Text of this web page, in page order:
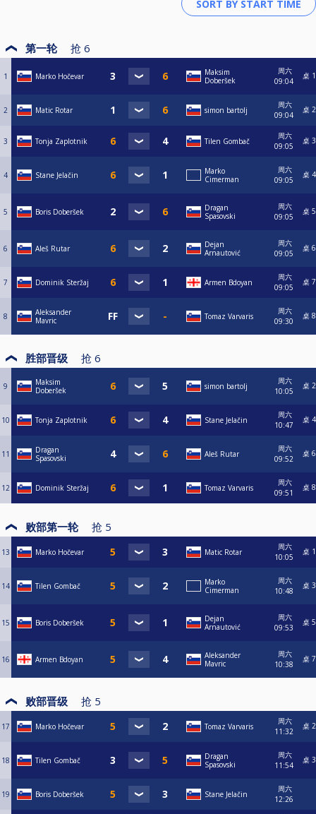
第一轮 抢 6
1 Marko Hočevar
Maksim
Doberšek
周六
09:04
桌 1
2 Matic Rotar simon bartolj
周六
09:04
桌 2
3 Tonja Zaplotnik Tilen Gombač
周六
09:05
桌 3
4 Stane Jelačin
Marko
Cimerman
周六
09:05
桌 4
5 Boris Doberšek
Dragan
Spasovski
周六
09:05
桌 5
6 Aleš Rutar
Dejan
Arnautović
周六
09:05
桌 6
7 Dominik Steržaj Armen Bdoyan
周六
09:05
桌 7
8
Aleksander
Mavric
Tomaz Varvaris
周六
09:30
桌 8
胜部晋级 抢 6
9
Maksim
Doberšek
simon bartolj
周六
10:05
桌 2
10 Tonja Zaplotnik Stane Jelačin
周六
10:47
桌 4
11
Dragan
Spasovski
Aleš Rutar
周六
09:52
桌 6
12 Dominik Steržaj Tomaz Varvaris
周六
09:51
桌 8
败部第一轮 抢 5
13 Marko Hočevar Matic Rotar
周六
10:05
桌 1
14 Tilen Gombač
Marko
Cimerman
周六
10:48
桌 3
15 Boris Doberšek
Dejan
Arnautović
周六
09:53
桌 5
16 Armen Bdoyan
Aleksander
Mavric
周六
10:38
桌 7
败部晋级 抢 5
17 Marko Hočevar Tomaz Varvaris
周六
11:32
桌 2
18 Tilen Gombač
Dragan
Spasovski
周六
11:54
桌 3
19 Boris Doberšek Stane Jelačin
周六
12:26